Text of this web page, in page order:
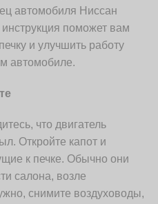
автомобиля Ниссан
поможет вам
и улучшить работу
автомобиле.
что двигатель
Откройте капот и
к печке. Обычно они
салона, возле
снимите воздуховоды,